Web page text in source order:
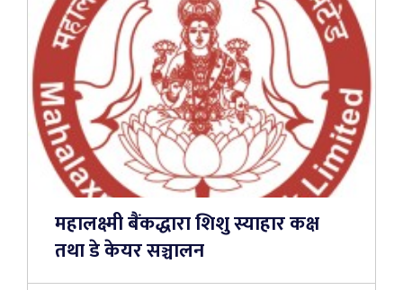
महालक्ष्मी बैंकद्धारा शिशु स्याहार कक्ष
तथा डे केयर सञ्चालन